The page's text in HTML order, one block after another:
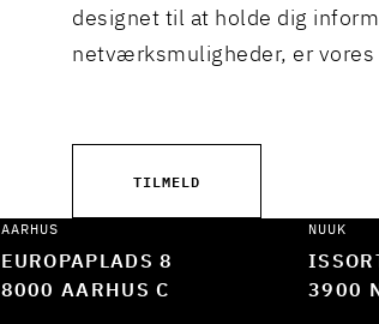
designet til at holde dig
netværksmuligheder, er
TILMELD
AARHUS
EUROPAPLADS 8
8000 AARHUS C
NUUK
3900